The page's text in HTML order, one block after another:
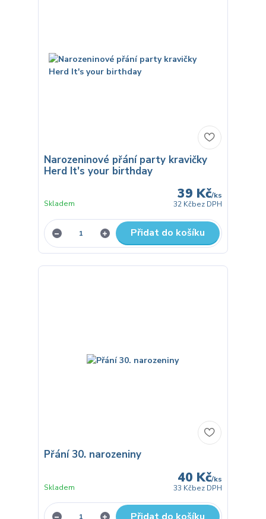
Narozeninové přání party kravičky
Herd It's your birthday
39 Kč/ks
32 Kčbez DPH
Skladem
Přidat do košíku
Přání 30. narozeniny
40 Kč/ks
33 Kčbez DPH
Skladem